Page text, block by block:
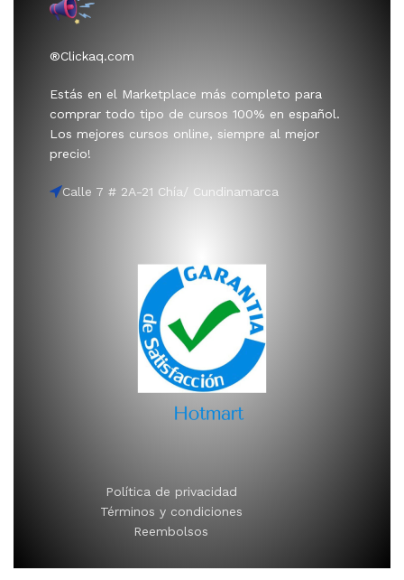
®Clickaq.com
Estás en el Marketplace más completo para
comprar todo tipo de cursos 100% en español.
Los mejores cursos online, siempre al mejor
precio!
Calle 7 # 2A-21 Chía/ Cundinamarca
Política de privacidad
Términos y condiciones
Reembolsos